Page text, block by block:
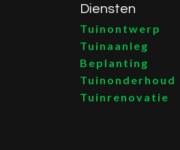
Diensten
Tuinontwerp
Tuinaanleg
Beplanting
Tuinonderhoud
Tuinrenovatie